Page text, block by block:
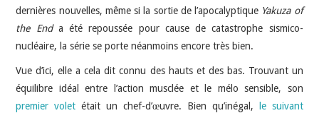
dernières nouvelles, même si la sortie de l’apocalyptique Yakuza of
the Enda été repoussée pour cause de catastrophe sismico-
nucléaire, la série se porte néanmoins encore très bien.
Vue d’ici, elle a cela dit connu des hauts et des bas. Trouvant un
équilibre idéal entre l’action musclée et le mélo sensible, son
premier volet était un chef-d’œuvre. Bien qu’inégal,
le suivant